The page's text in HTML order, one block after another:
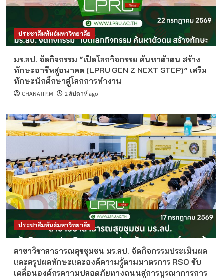
ประชาสัมพันธ์มหาวิทยาลัย
มร.ลป. จัดกิจกรรม “เปิดโลกกิจกรรม ค้นหาตัวตน สร้าง
ทักษะอาชีพสู่อนาคต (LPRU GEN Z NEXT STEP)” เสริม
ทักษะนักศึกษาสู่โลกการทำงาน
CHANATIP.M 2 สัปดาห์ ago
ประชาสัมพันธ์มหาวิทยาลัย
สาขาวิชาสาธารณสุขชุมชน มร.ลป. จัดกิจกรรมประเมินผล
และสรุปผลทักษะและองค์ความรู้ตามมาตรการ RSO ขับ
เคลื่อนองค์กรความปลอดภัยทางถนนสู่การบูรณาการการ